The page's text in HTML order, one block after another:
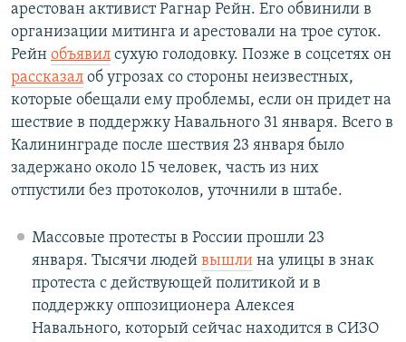
арестован активист Рагнар Рейн. Его обвинили в
организации митинга и арестовали на трое суток.
Рейн объявил сухую голодовку. Позже в соцсетях он
рассказал об угрозах со стороны неизвестных,
которые обещали ему проблемы, если он придет на
шествие в поддержку Навального 31 января. Всего в
Калининграде после шествия 23 января было
задержано около 15 человек, часть из них
отпустили без протоколов, уточнили в штабе.
Массовые протесты в России прошли 23
января. Тысячи людей вышлина улицы в знак
протеста с действующей политикой и в
поддержку оппозиционера Алексея
Навального, который сейчас находится в СИЗО